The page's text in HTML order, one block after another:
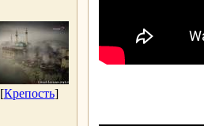
[Крепость]